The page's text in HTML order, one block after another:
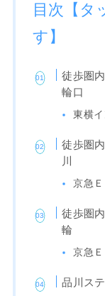
目次【タ
す】
徒歩圏
輪口
東横
徒歩圏
川
京急
徒歩圏
輪
京急
品川ス